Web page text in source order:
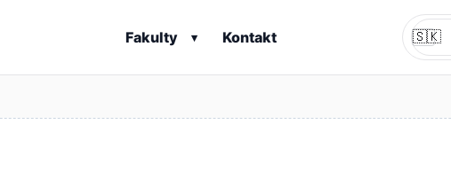
Fakulty ▾ Kontakt Jazyk
🇸🇰